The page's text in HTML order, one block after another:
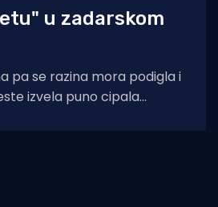
u zadarskom
pa se razina mora podigla i
izvela puno cipala